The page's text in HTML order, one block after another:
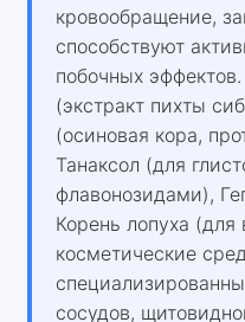
кровообращение,
способствуют
побочных
(экстракт пихты
(осиновая кора,
Танаксол (для
флавонозидами),
Корень лопуха
косметические
сосудов,